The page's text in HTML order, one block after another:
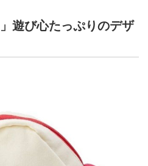
遊び心たっぷりのデザ